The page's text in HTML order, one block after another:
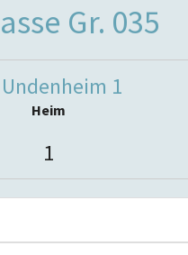
Gr. 035
Undenheim 1
Heim
1